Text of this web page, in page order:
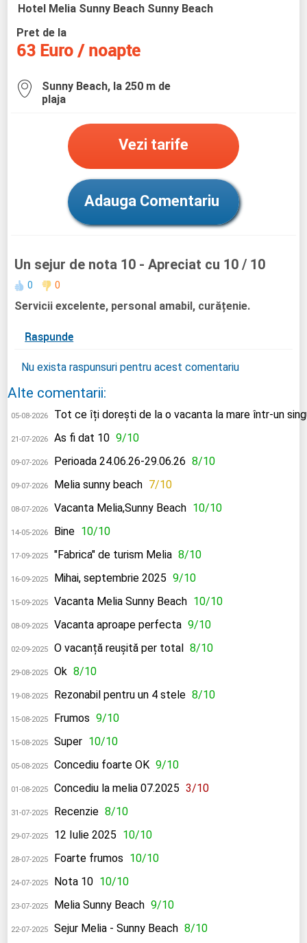
Hotel Melia Sunny Beach Sunny Beach
Pret de la
63 Euro / noapte
Sunny Beach, la 250 m de
plaja
Vezi tarife
Adauga Comentariu
Un sejur de nota 10 - Apreciat cu 10 / 10
0 0
Servicii excelente, personal amabil, curățenie.
Raspunde
Nu exista raspunsuri pentru acest comentariu
Alte comentarii:
05-08-2026 Tot ce îți dorești de la o vacanta la mare într-un
21-07-2026 As fi dat 10 9/10
09-07-2026 Perioada 24.06.26-29.06.26 8/10
09-07-2026 Melia sunny beach 7/10
08-07-2026 Vacanta Melia,Sunny Beach 10/10
14-05-2026 Bine 10/10
17-09-2025 "Fabrica" de turism Melia 8/10
16-09-2025 Mihai, septembrie 2025 9/10
15-09-2025 Vacanta Melia Sunny Beach 10/10
08-09-2025 Vacanta aproape perfecta 9/10
02-09-2025 O vacanță reușită per total 8/10
29-08-2025 Ok 8/10
19-08-2025 Rezonabil pentru un 4 stele 8/10
15-08-2025 Frumos 9/10
15-08-2025 Super 10/10
05-08-2025 Concediu foarte OK 9/10
01-08-2025 Concediu la melia 07.2025 3/10
31-07-2025 Recenzie 8/10
29-07-2025 12 Iulie 2025 10/10
28-07-2025 Foarte frumos 10/10
24-07-2025 Nota 10 10/10
23-07-2025 Melia Sunny Beach 9/10
22-07-2025 Sejur Melia - Sunny Beach 8/10